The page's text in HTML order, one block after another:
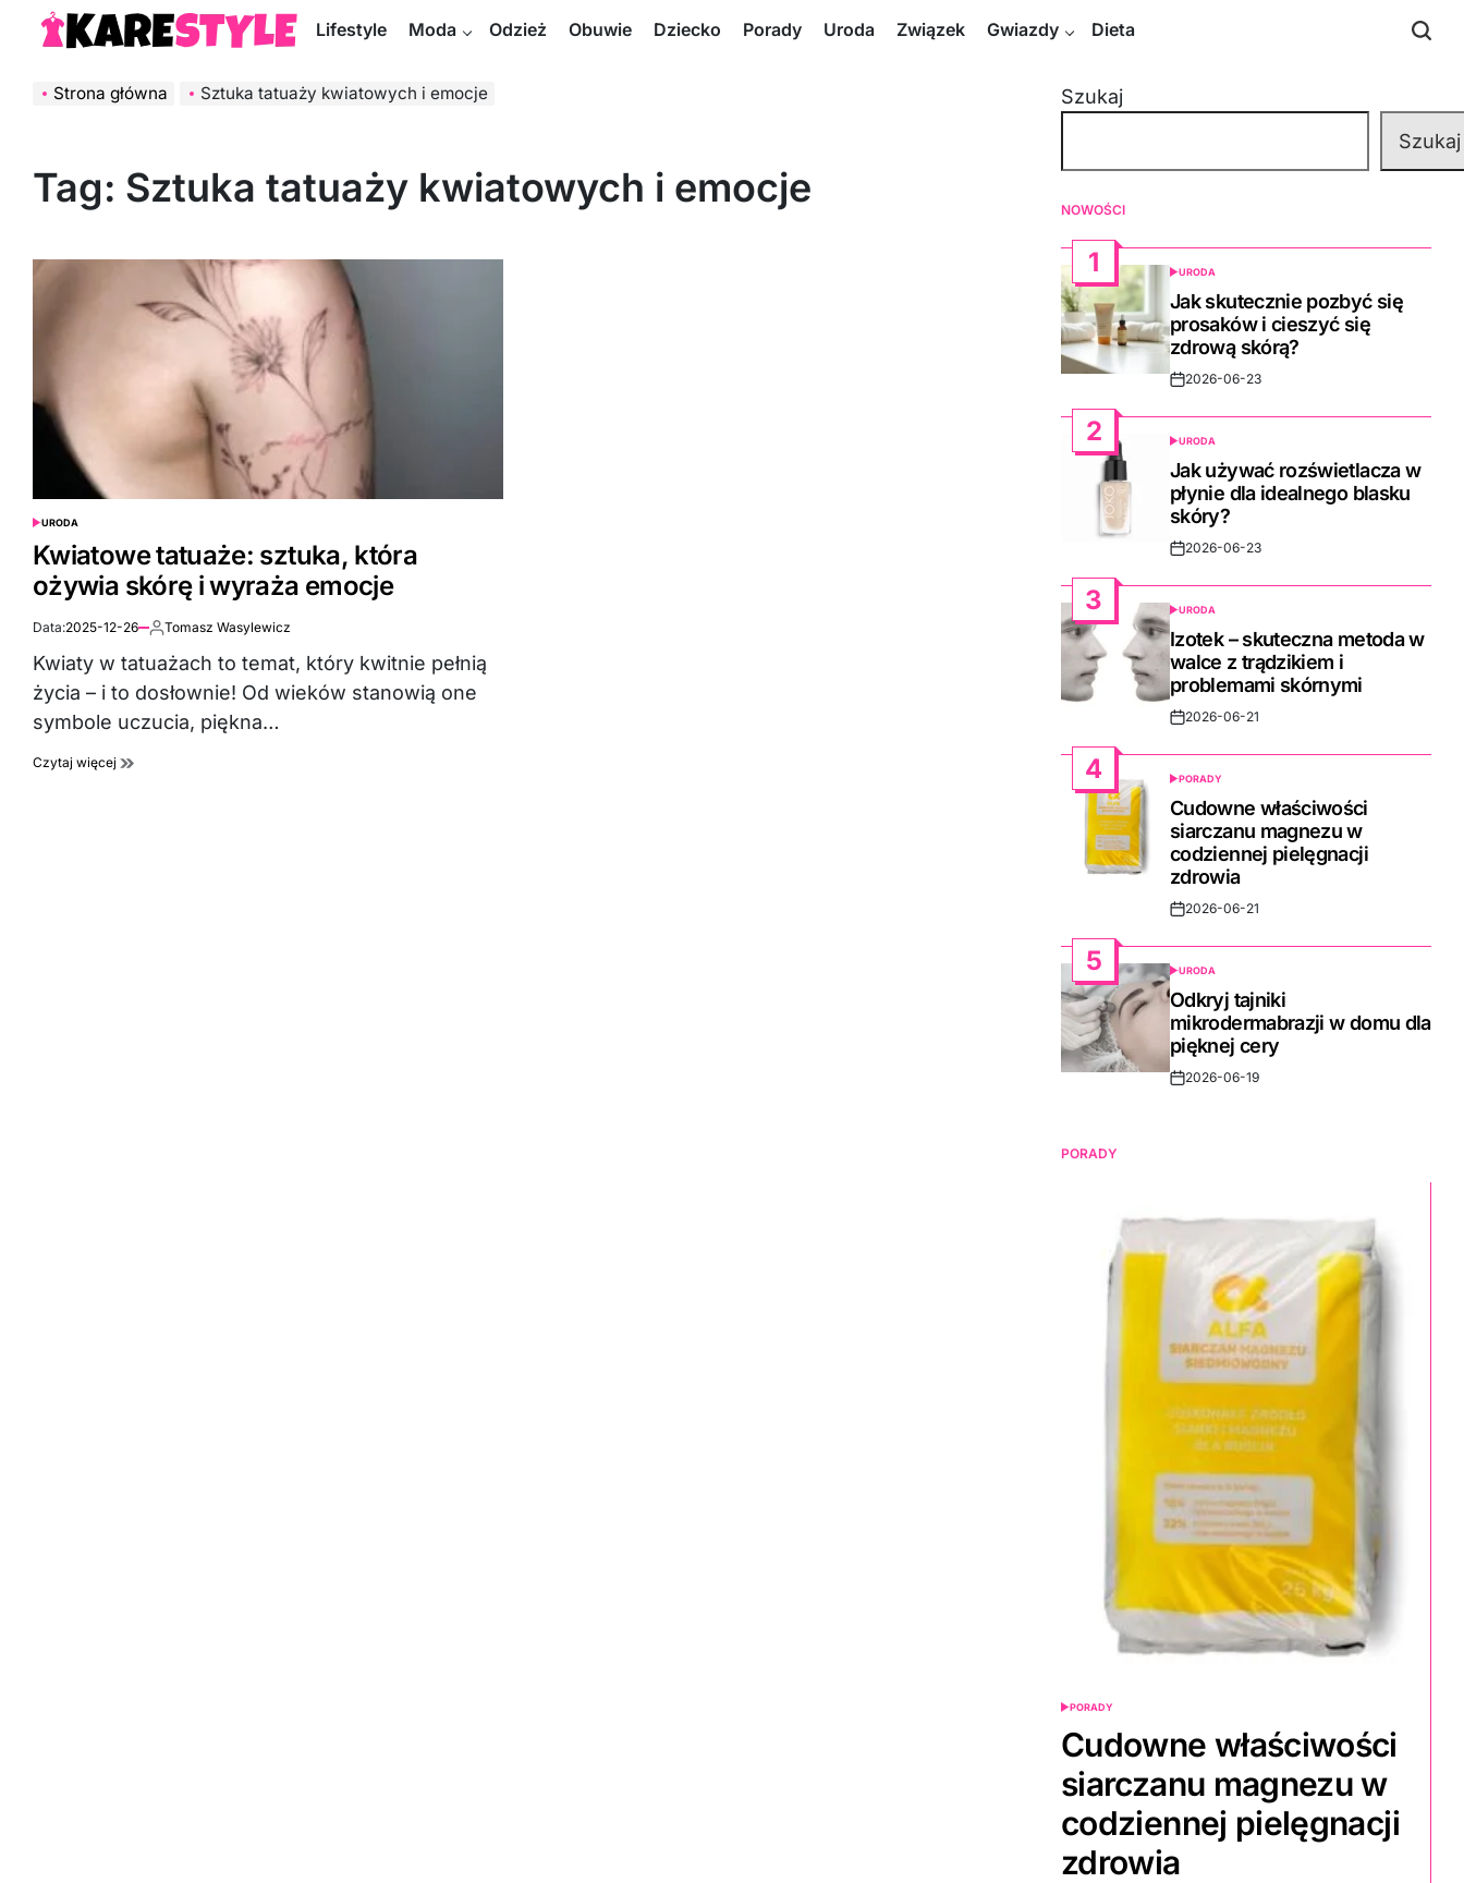
KareStyle.pl
Lifestyle Moda Odzież Obuwie Dziecko Porady Uroda Związek Gwiazdy Dieta
Strona główna Sztuka tatuaży kwiatowych i emocje
Tag: Sztuka tatuaży kwiatowych i emocje
POSTED
IN
URODA
Kwiatowe tatuaże: sztuka, która
ożywia skórę i wyraża emocje
Data:2025-12-26 Autor:
Tomasz Wasylewicz
Kwiaty w tatuażach to temat, który kwitnie pełnią
życia – i to dosłownie! Od wieków stanowią one
symbole uczucia, piękna…
Czytaj więcej
Szukaj
Szukaj
NOWOŚCI
1
POSTED
IN
URODA
Jak skutecznie pozbyć się
prosaków i cieszyć się
zdrową skórą?
Post2026-06-23
2
POSTED
IN
URODA
Jak używać rozświetlacza w
płynie dla idealnego blasku
skóry?
Post2026-06-23
3
POSTED
IN
URODA
Izotek – skuteczna metoda w
walce z trądzikiem i
problemami skórnymi
Post2026-06-21
4
POSTED
IN
PORADY
Cudowne właściwości
siarczanu magnezu w
codziennej pielęgnacji
zdrowia
Post2026-06-21
5
POSTED
IN
URODA
Odkryj tajniki
mikrodermabrazji w domu dla
pięknej cery
Post2026-06-19
PORADY
POSTED
PORADY
Cudowne właściwości
siarczanu magnezu w
codziennej pielęgnacji
zdrowia